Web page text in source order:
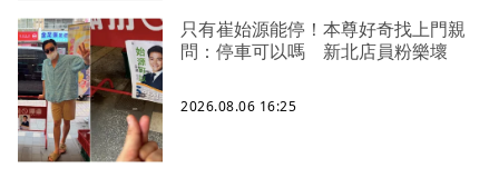
只有崔始源能停！本尊好奇找上門親
問：停車可以嗎 新北店員粉樂壞
2026.08.06 16:25